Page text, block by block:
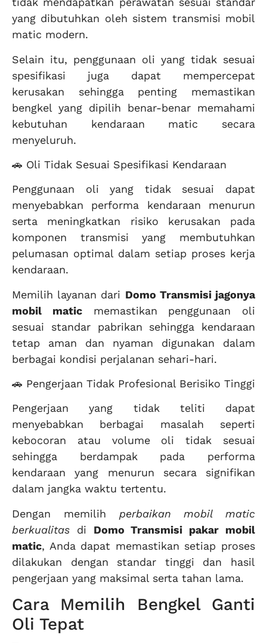
yang dibutuhkan oleh sistem transmisi mobil
matic modern.
Selain itu, penggunaan oli yang tidak sesuai
spesifikasi juga dapat mempercepat
kerusakan sehingga penting memastikan
bengkel yang dipilih benar-benar memahami
kebutuhan kendaraan matic secara
menyeluruh.
🚗 Oli Tidak Sesuai Spesifikasi Kendaraan
Penggunaan oli yang tidak sesuai dapat
menyebabkan performa kendaraan menurun
serta meningkatkan risiko kerusakan pada
komponen transmisi yang membutuhkan
pelumasan optimal dalam setiap proses kerja
kendaraan.
Memilih layanan dari Domo Transmisi jagonya
mobil maticmemastikan penggunaan oli
sesuai standar pabrikan sehingga kendaraan
tetap aman dan nyaman digunakan dalam
berbagai kondisi perjalanan sehari-hari.
🚗 Pengerjaan Tidak Profesional Berisiko Tinggi
Pengerjaan yang tidak teliti dapat
menyebabkan berbagai masalah seperti
kebocoran atau volume oli tidak sesuai
sehingga berdampak pada performa
kendaraan yang menurun secara signifikan
dalam jangka waktu tertentu.
Dengan memilih perbaikan mobil matic
berkualitas di Domo Transmisi pakar mobil
matic, Anda dapat memastikan setiap proses
dilakukan dengan standar tinggi dan hasil
pengerjaan yang maksimal serta tahan lama.
Cara Memilih Bengkel Ganti
Oli Tepat